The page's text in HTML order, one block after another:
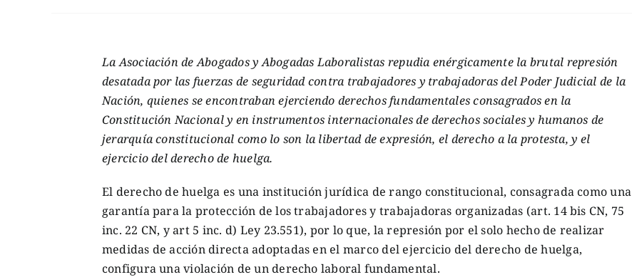
La Asociación de Abogados y Abogadas Laboralistas repudia enérgicamente la brutal represión
desatada por las fuerzas de seguridad contra trabajadores y trabajadoras del Poder Judicial de la
Nación, quienes se encontraban ejerciendo derechos fundamentales consagrados en la
Constitución Nacional y en instrumentos internacionales de derechos sociales y humanos de
jerarquía constitucional como lo son la libertad de expresión, el derecho a la protesta, y el
ejercicio del derecho de huelga.
El derecho de huelga es una institución jurídica de rango constitucional, consagrada como una
garantía para la protección de los trabajadores y trabajadoras organizadas (art. 14 bis CN, 75
inc. 22 CN, y art 5 inc. d) Ley 23.551), por lo que, la represión por el solo hecho de realizar
medidas de acción directa adoptadas en el marco del ejercicio del derecho de huelga,
configura una violación de un derecho laboral fundamental.